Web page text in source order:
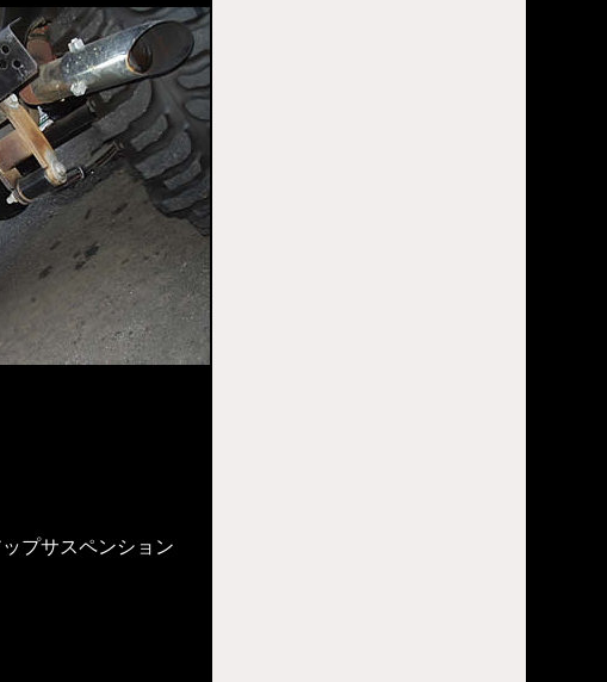
プサスペンション